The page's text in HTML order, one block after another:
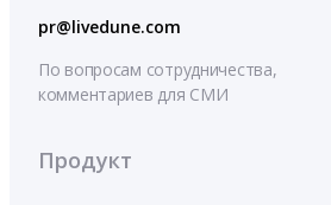
pr@livedune.com
По вопросам сотрудничества,
комментариев для СМИ
Продукт